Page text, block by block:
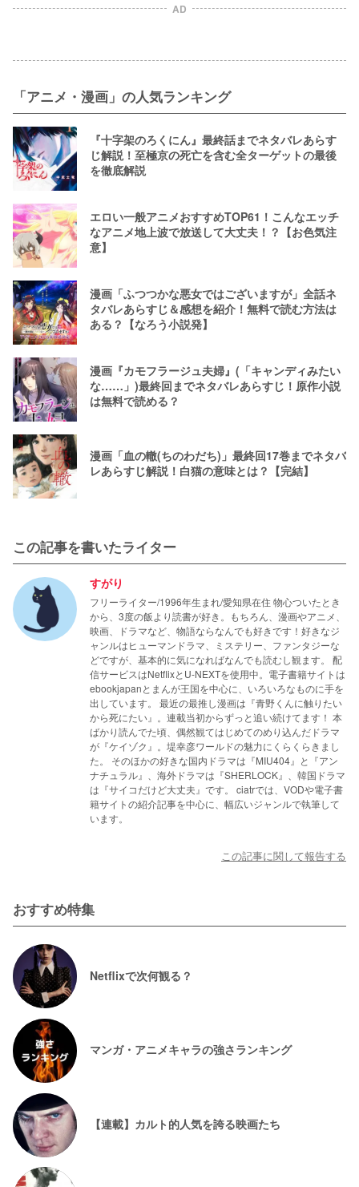
AD
「アニメ・漫画」の人気ランキング
『十字架のろくにん』最終話までネタバレあらす
じ解説！至極京の死亡を含む全ターゲットの最後
を徹底解説
エロい一般アニメおすすめTOP61！こんなエッチ
なアニメ地上波で放送して大丈夫！？【お色気注
意】
漫画「ふつつかな悪女ではございますが」全話ネ
タバレあらすじ＆感想を紹介！無料で読む方法は
ある？【なろう小説発】
漫画『カモフラージュ夫婦』(「キャンディみたい
な……」)最終回までネタバレあらすじ！原作小説
は無料で読める？
漫画「血の轍(ちのわだち)」最終回17巻までネタバ
レあらすじ解説！白猫の意味とは？【完結】
この記事を書いたライター
すがり
フリーライター/1996年生まれ/愛知県在住 物心ついたとき
から、3度の飯より読書が好き。もちろん、漫画やアニメ、
映画、ドラマなど、物語ならなんでも好きです！好きなジ
ャンルはヒューマンドラマ、ミステリー、ファンタジーな
どですが、基本的に気になればなんでも読むし観ます。 配
信サービスはNetflixとU-NEXTを使用中。電子書籍サイトは
ebookjapanとまんが王国を中心に、いろいろなものに手を
出しています。 最近の最推し漫画は『青野くんに触りたい
から死にたい』。連載当初からずっと追い続けてます！ 本
ばかり読んでた頃、偶然観てはじめてのめり込んだドラマ
が『ケイゾク』。堤幸彦ワールドの魅力にくらくらきまし
た。 そのほかの好きな国内ドラマは『MIU404』と『アン
ナチュラル』、海外ドラマは『SHERLOCK』、韓国ドラマ
は『サイコだけど大丈夫』です。 ciatrでは、VODや電子書
籍サイトの紹介記事を中心に、幅広いジャンルで執筆して
います。
この記事に関して報告する
おすすめ特集
Netflixで次何観る？
マンガ・アニメキャラの強さランキング
【連載】カルト的人気を誇る映画たち